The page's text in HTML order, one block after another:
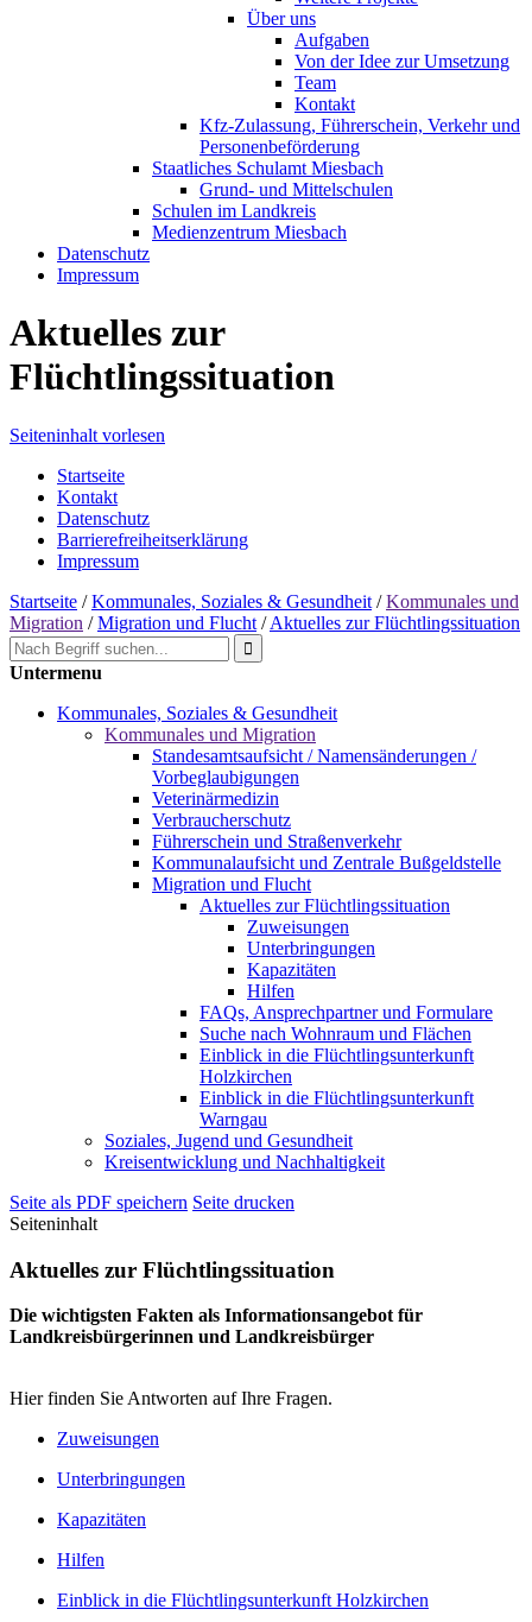
Über uns
Aufgaben
Von der Idee zur Umsetzung
Team
Kontakt
Kfz-Zulassung, Führerschein, Verkehr und
Personenbeförderung
Staatliches Schulamt Miesbach
Grund- und Mittelschulen
Schulen im Landkreis
Medienzentrum Miesbach
Datenschutz
Impressum
Aktuelles zur
Flüchtlingssituation
Seiteninhalt vorlesen
Startseite
Kontakt
Datenschutz
Barrierefreiheitserklärung
Impressum
Startseite /Kommunales, Soziales & Gesundheit /Kommunales und
Migration /Migration und Flucht /Aktuelles zur Flüchtlingssituation
Untermenu
Kommunales, Soziales & Gesundheit
Kommunales und Migration
Standesamtsaufsicht / Namensänderungen /
Vorbeglaubigungen
Veterinärmedizin
Verbraucherschutz
Führerschein und Straßenverkehr
Kommunalaufsicht und Zentrale Bußgeldstelle
Migration und Flucht
Aktuelles zur Flüchtlingssituation
Zuweisungen
Unterbringungen
Kapazitäten
Hilfen
FAQs, Ansprechpartner und Formulare
Suche nach Wohnraum und Flächen
Einblick in die Flüchtlingsunterkunft
Holzkirchen
Einblick in die Flüchtlingsunterkunft
Warngau
Soziales, Jugend und Gesundheit
Kreisentwicklung und Nachhaltigkeit
Seite als PDF speichern Seite drucken
Seiteninhalt
Aktuelles zur Flüchtlingssituation
Die wichtigsten Fakten als Informationsangebot für
Landkreisbürgerinnen und Landkreisbürger
Hier finden Sie Antworten auf Ihre Fragen.
Zuweisungen
Unterbringungen
Kapazitäten
Hilfen
Einblick in die Flüchtlingsunterkunft Holzkirchen